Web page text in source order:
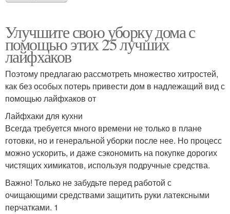
Улучшите свою уборку дома с
помощью этих 25 лучших
лайфхаков
Поэтому предлагаю рассмотреть множество хитростей,
как без особых потерь привести дом в надлежащий вид с
помощью лайфхаков от
Лайфхаки для кухни
Всегда требуется много времени не только в плане
готовки, но и генеральной уборки после нее. Но процесс
можно ускорить, и даже сэкономить на покупке дорогих
чистящих химикатов, используя подручные средства.
Важно! Только не забудьте перед работой с
очищающими средствами защитить руки латексными
перчатками. 1